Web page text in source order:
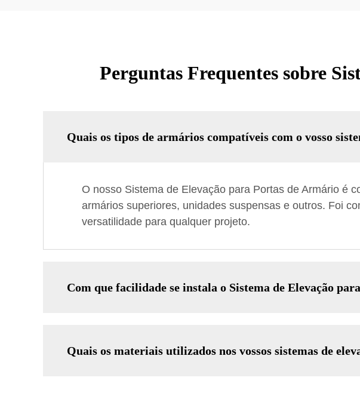
Perguntas Frequentes sobre
Quais os tipos de armários compatíveis com o vosso
O nosso Sistema de Elevação para Portas de Armário é
armários superiores, unidades suspensas e outros. Foi
versatilidade para qualquer projeto.
Com que facilidade se instala o Sistema de Elevação
Quais os materiais utilizados nos vossos sistemas de